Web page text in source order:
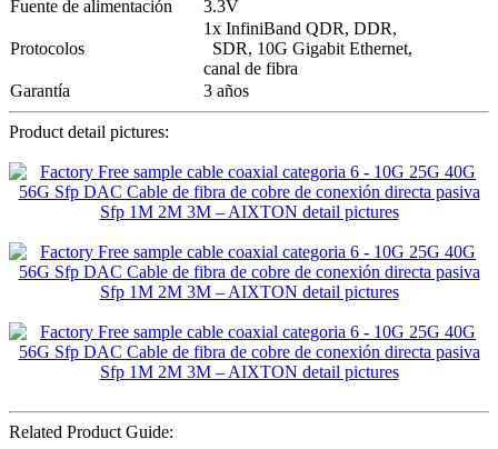
Fuente de alimentación
3.3V
Protocolos
1x InfiniBand QDR, DDR,
SDR, 10G Gigabit Ethernet,
canal de fibra
Garantía
3 años
Product detail pictures:
Related Product Guide: